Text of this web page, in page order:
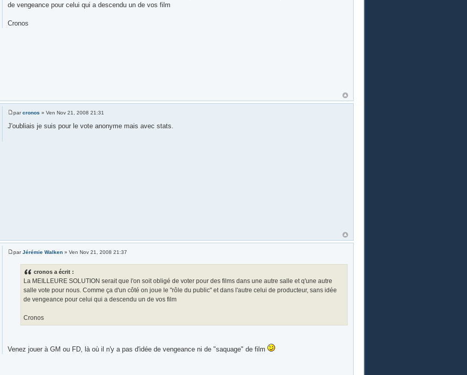
de vengeance pour celui qui a descendu un de vos film
Cronos
parcronos » Ven Nov 21, 2008 21:31
J'oubliais je suis pour le vote anonyme mais avec stats.
parJérémie Walken» Ven Nov 21, 2008 21:37
cronos a écrit :
La MEILLEURE SOLUTION serait que l'on soit obligé de voter pour des films dans une autre salle et q'une autre
salle vote pour nous. Comme ça d'un côté on joue le "rôle du public" et dans l'autre celui de producteur, sans idée
de vengeance pour celui qui a descendu un de vos film
Cronos
Venez jouer à GM ou FD, là où il n'y a pas d'idée de vengeance ni de "saquage" de film